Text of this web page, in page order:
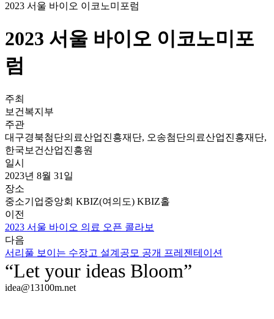
2023 서울 바이오 이코노미포럼
2023 서울 바이오 이코노미포
럼
주최
보건복지부
주관
대구경북첨단의료산업진흥재단, 오송첨단의료산업진흥재단,
한국보건산업진흥원
일시
2023년 8월 31일
장소
중소기업중앙회 KBIZ(여의도) KBIZ홀
이전
2023 서울 바이오 의료 오픈 콜라보
다음
서리풀 보이는 수장고 설계공모 공개 프레젠테이션
“Let your ideas Bloom”
idea@13100m.net